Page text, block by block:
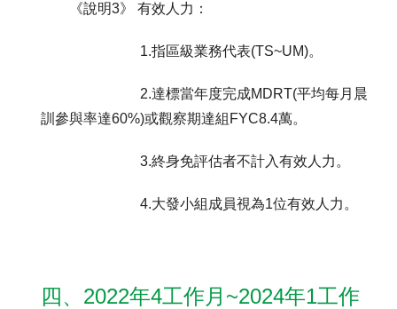
《說明3》 有效人力：
1.指區級業務代表(TS~UM)。
2.達標當年度完成MDRT(平均每月晨
訓參與率達60%)或觀察期達組FYC8.4萬。
3.終身免評估者不計入有效人力。
4.大發小組成員視為1位有效人力。
四、2022年4工作月~2024年1工作